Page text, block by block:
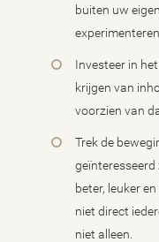
buiten uw
experimenteren
Investeer in
krijgen van
voorzien van
Trek de
geïnteresseerd
beter, leuker
niet direct
niet alleen.